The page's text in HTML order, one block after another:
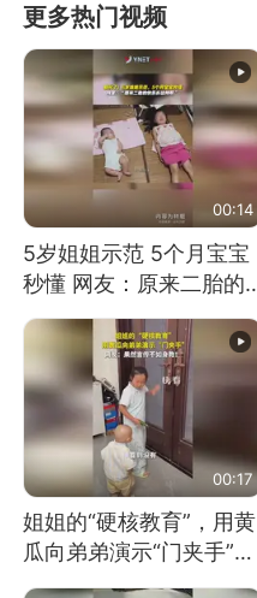
更多热门视频
00:14
5岁姐姐示范 5个月宝宝
秒懂 网友：原来二胎的
快乐长这样
00:17
姐姐的“硬核教育”，用黄
瓜向弟弟演示“门夹手”，
网友：果然言传不如身